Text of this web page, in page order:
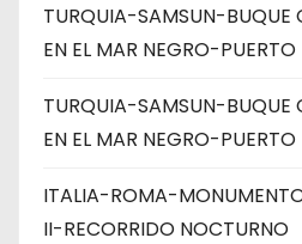
TURQUIA-SAMSUN-BUQUE
EN EL MAR NEGRO-PUERTO
TURQUIA-SAMSUN-BUQUE
EN EL MAR NEGRO-PUERTO
ITALIA-ROMA-
II-RECORRIDO NOCTURNO